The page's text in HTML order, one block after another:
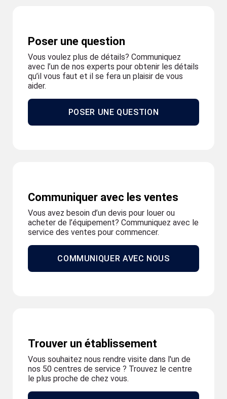
Poser une question
Vous voulez plus de détails? Communiquez
avec l’un de nos experts pour obtenir les détails
qu’il vous faut et il se fera un plaisir de vous
aider.
POSER UNE QUESTION
Communiquer avec les ventes
Vous avez besoin d’un devis pour louer ou
acheter de l’équipement? Communiquez avec le
service des ventes pour commencer.
COMMUNIQUER AVEC NOUS
Trouver un établissement
Vous souhaitez nous rendre visite dans l'un de
nos 50 centres de service ? Trouvez le centre
le plus proche de chez vous.